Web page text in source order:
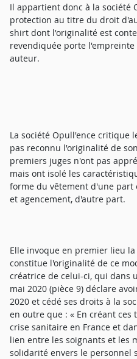
Il appartient donc à la société
protection au titre du droit
shirt dont l'originalité est
revendiquée porte
auteur.
La société Opull'ence critique
pas reconnu l'originalité de
premiers juges n'ont pas
mais ont isolé les
forme du vêtement d'une
et agencement, d'autre part.
Elle invoque en premier lieu
constitue l'originalité de ce
créatrice de celui-ci, qui dans
mai 2020 (pièce 9) déclare
2020 et cédé ses droits à la
en outre que : « En créant
crise sanitaire en France et
lien entre les soignants et les
solidarité envers le personnel